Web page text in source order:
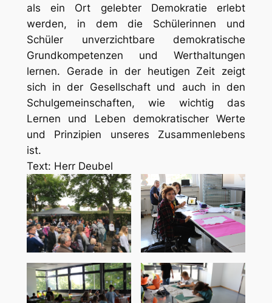
als ein Ort gelebter Demokratie erlebt
werden, in dem die Schülerinnen und
Schüler unverzichtbare demokratische
Grundkompetenzen und Werthaltungen
lernen. Gerade in der heutigen Zeit zeigt
sich in der Gesellschaft und auch in den
Schulgemeinschaften, wie wichtig das
Lernen und Leben demokratischer Werte
und Prinzipien unseres Zusammenlebens
ist.
Text: Herr Deubel